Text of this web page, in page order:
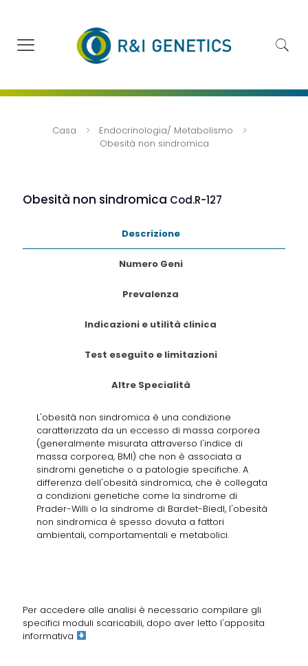
Casa
Endocrinologia/ Metabolismo
Obesità non sindromica
Obesità non sindromica Cod.R-127
Descrizione
Numero Geni
Prevalenza
Indicazioni e utilità clinica
Test eseguito e limitazioni
Altre Specialità
L'obesità non sindromica è una condizione
caratterizzata da un eccesso di massa corporea
(generalmente misurata attraverso l'indice di
massa corporea, BMI) che non è associata a
sindromi genetiche o a patologie specifiche. A
differenza dell'obesità sindromica, che è collegata
a condizioni genetiche come la sindrome di
Prader-Willi o la sindrome di Bardet-Biedl, l'obesità
non sindromica è spesso dovuta a fattori
ambientali, comportamentali e metabolici.
Per accedere alle analisi è necessario compilare gli
specifici moduli scaricabili, dopo aver letto l'apposita
informativa